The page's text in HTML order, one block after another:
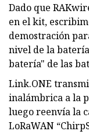
Dado que
en el kit,
demostración
nivel de la
batería" de las
Link.ONE
inalámbrica a la
luego reenvía la
LoRaWAN